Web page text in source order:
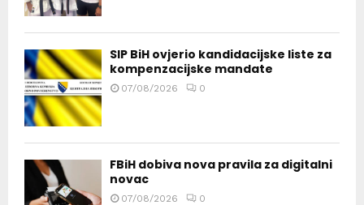
SIP BiH ovjerio kandidacijske liste za
kompenzacijske mandate
07/08/2026 0
FBiH dobiva nova pravila za digitalni
novac
07/08/2026 0